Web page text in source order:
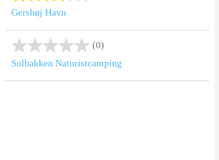
Gershøj Havn
(0)
Solbakken Naturistcamping